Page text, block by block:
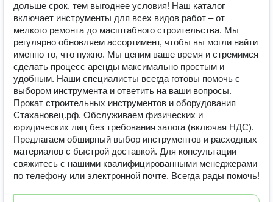
дольше срок, тем выгоднее условия! Наш каталог
включает инструменты для всех видов работ – от
мелкого ремонта до масштабного строительства. Мы
регулярно обновляем ассортимент, чтобы вы могли найти
именно то, что нужно. Мы ценим ваше время и стремимся
сделать процесс аренды максимально простым и
удобным. Наши специалисты всегда готовы помочь с
выбором инструмента и ответить на ваши вопросы.
Прокат строительных инструментов и оборудования
Стахановец.рф. Обслуживаем физических и
юридических лиц без требования залога (включая НДС).
Предлагаем обширный выбор инструментов и расходных
материалов с быстрой доставкой. Для консультации
свяжитесь с нашими квалифицированными менеджерами
по телефону или электронной почте. Всегда рады помочь!